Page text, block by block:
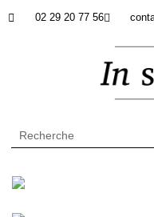
02 29 20 77 56